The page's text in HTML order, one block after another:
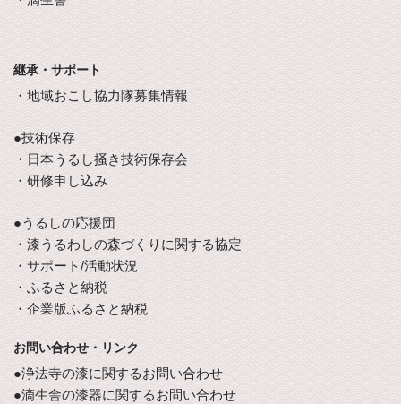
継承・サポート
・地域おこし協力隊募集情報
●技術保存
・日本うるし掻き技術保存会
・研修申し込み
●うるしの応援団
・漆うるわしの森づくりに関する協定
・サポート/活動状況
・ふるさと納税
・企業版ふるさと納税
お問い合わせ・リンク
●浄法寺の漆に関するお問い合わせ
●滴生舎の漆器に関するお問い合わせ